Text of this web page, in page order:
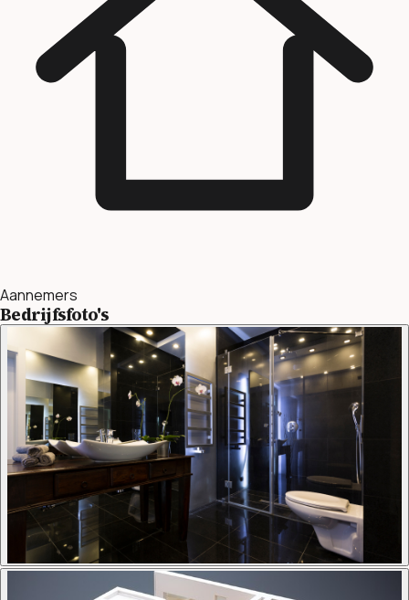
Aannemers
Bedrijfsfoto's